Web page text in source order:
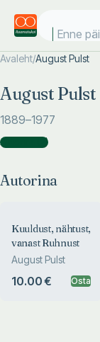
Enne päik
Avaleht/August Pulst
August Pulst
1889–1977
Autorina )
Autorina
Kuuldust, nähtust,
vanast Ruhnust
August Pulst
10.00 € Osta